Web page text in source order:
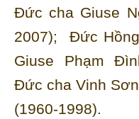
Đức cha Giuse
2007); Đức
Giuse Phạm
Đức cha Vinh
(1960-1998).